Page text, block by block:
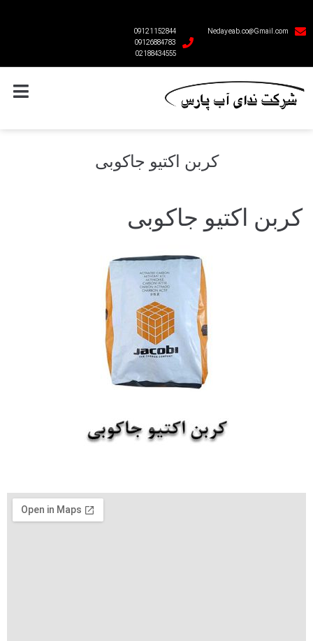
Nedayeab.co@Gmail.com
09121152844
09126884783
02188434555
کربن اکتیو جاکوبی
کربن اکتیو جاکوبی